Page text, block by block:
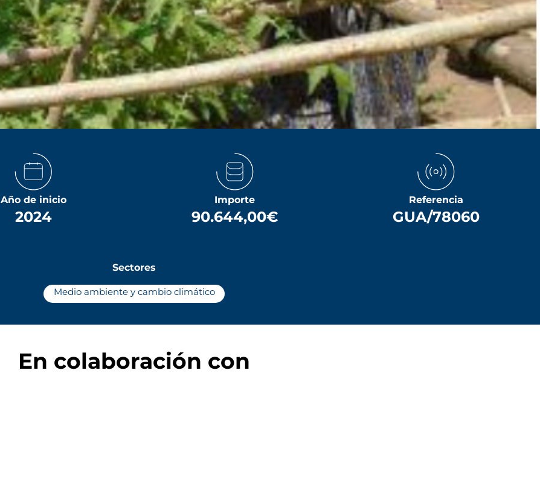
Año de inicio
2024
Importe
90.644,00€
Referencia
GUA/78060
Sectores
Medio ambiente y cambio climático
En colaboración con